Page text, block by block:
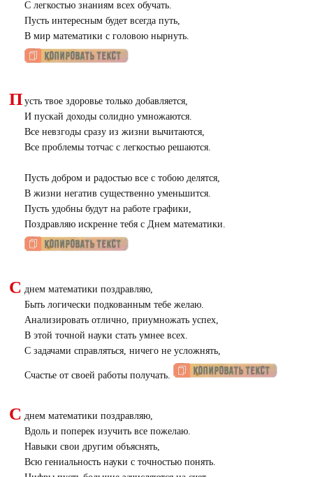
С легкостью знаниям всех обучать.
Пусть интересным будет всегда путь,
В мир математики с головою нырнуть.
П усть твое здоровье только добавляется,
И пускай доходы солидно умножаются.
Все невзгоды сразу из жизни вычитаются,
Все проблемы тотчас с легкостью решаются.
Пусть добром и радостью все с тобою делятся,
В жизни негатив существенно уменьшится.
Пусть удобны будут на работе графики,
Поздравляю искренне тебя с Днем математики.
С днем математики поздравляю,
Быть логически подкованным тебе желаю.
Анализировать отлично, приумножать успех,
В этой точной науки стать умнее всех.
С задачами справляться, ничего не усложнять,
Счастье от своей работы получать.
С днем математики поздравляю,
Вдоль и поперек изучить все пожелаю.
Навыки свои другим объяснять,
Всю гениальность науки с точностью понять.